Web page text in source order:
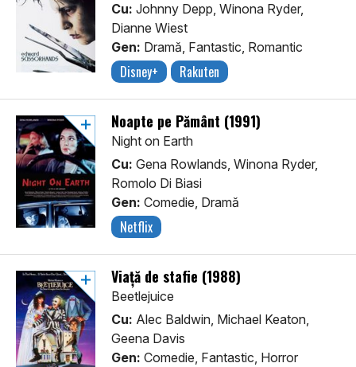
Cu: Johnny Depp, Winona Ryder,
Dianne Wiest
Gen: Dramă, Fantastic, Romantic
Disney+ Rakuten
Noapte pe Pământ (1991)
Night on Earth
Cu: Gena Rowlands, Winona Ryder,
Romolo Di Biasi
Gen: Comedie, Dramă
Netflix
Viață de stafie (1988)
Beetlejuice
Cu: Alec Baldwin, Michael Keaton,
Geena Davis
Gen: Comedie, Fantastic, Horror